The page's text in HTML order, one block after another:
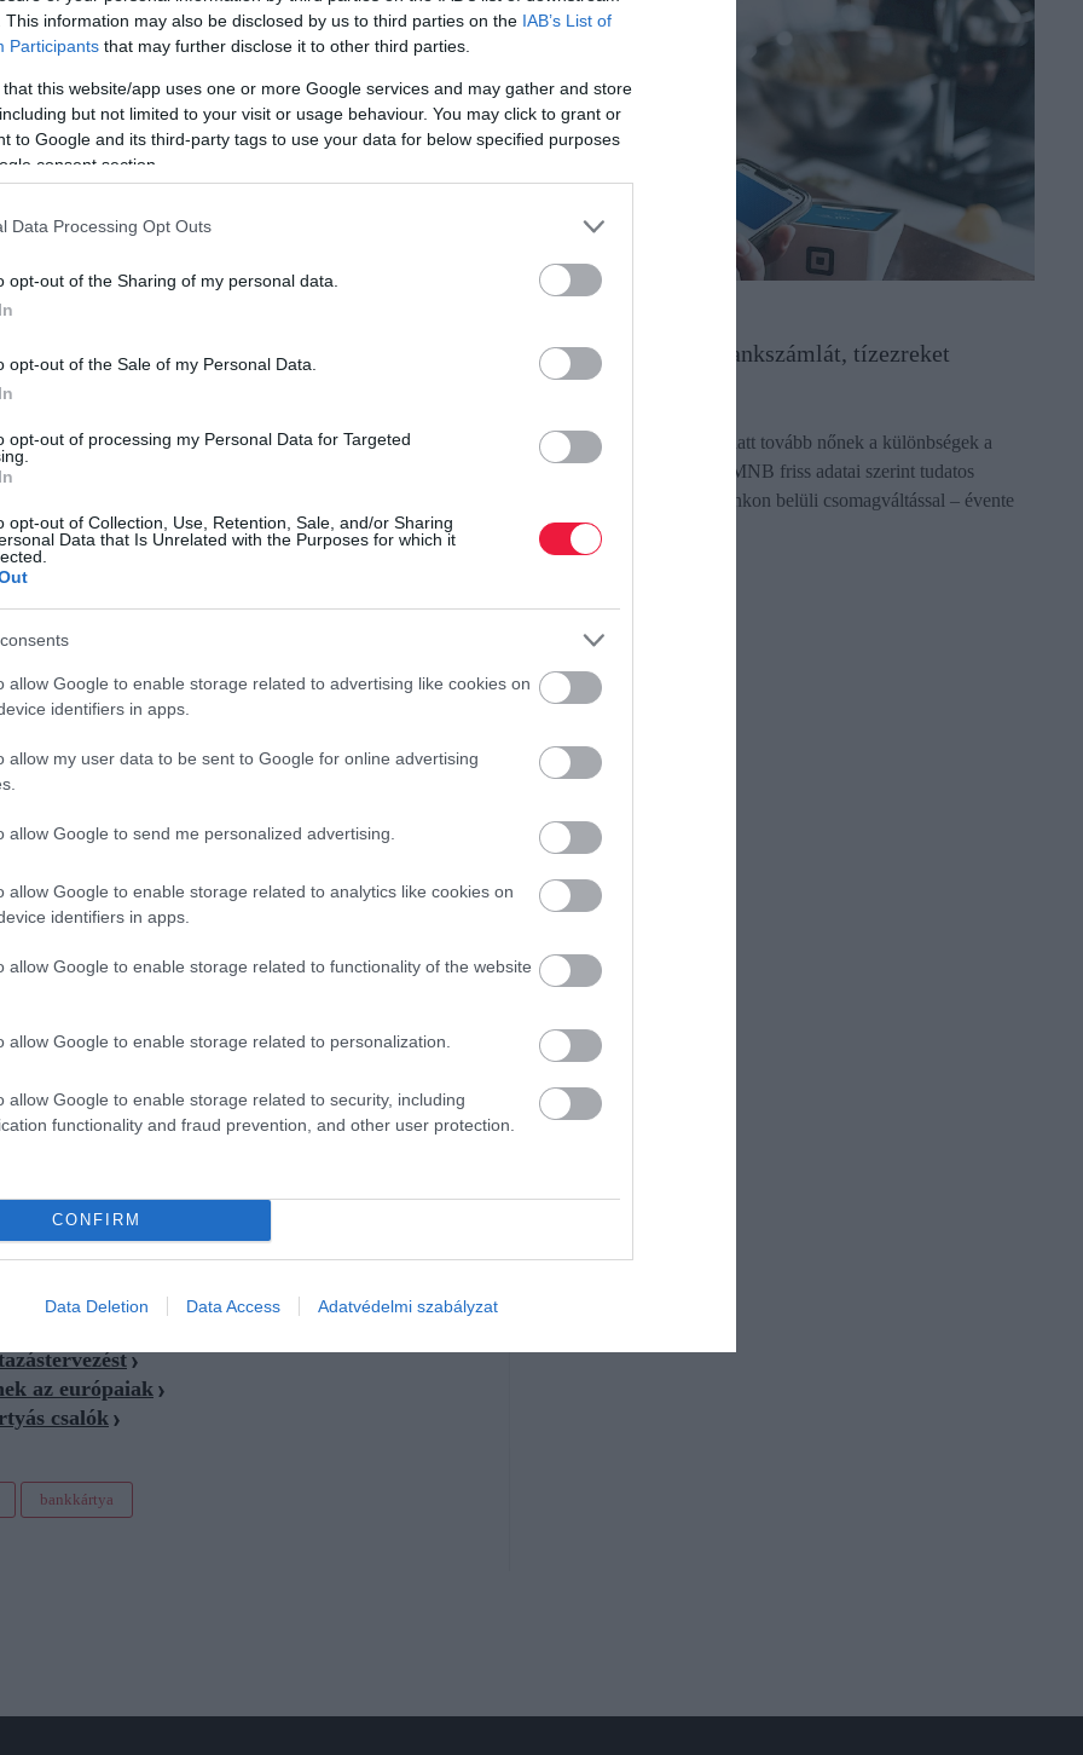
This information may also be disclosed by us to third parties on the IAB’s List of
Participants that may further disclose it to other third parties.
that this website/app uses one or more Google services and may gather and store
but not limited to your visit or usage behaviour. You may click to grant or
to Google and its third-party tags to use your data for below specified purposes
consent section.
Data Processing Opt Outs
opt-out of the Sharing of my personal data.
opt-out of the Sale of my Personal Data.
opt-out of processing my Personal Data for Targeted
opt-out of Collection, Use, Retention, Sale, and/or Sharing
Data that Is Unrelated with the Purposes for which it
allow Google to enable storage related to advertising like cookies on
identifiers in apps.
allow my user data to be sent to Google for online advertising
allow Google to send me personalized advertising.
allow Google to enable storage related to analytics like cookies on
identifiers in apps.
allow Google to enable storage related to functionality of the website
allow Google to enable storage related to personalization.
allow Google to enable storage related to security, including
functionality and fraud prevention, and other user protection.
CONFIRM
Data Deletion Data Access Adatvédelmi szabályzat
forrásként a Google Keresőben!
tervez nyaralást idén, és az utazók több mint fele
a magyarok maguk szervezik meg
utazók 54 százaléka elsősorban kártyával fizet, a 18 és
A budapestiek és a diplomások körében még
bankkártyát használ külföldön is.
a mesterséges intelligencia
negyedük csak a szükséges összeget helyezi el ezen a
állít be, hogy azonnal értesüljön minden terhelésről.
ATM-eket és bankkártya-terminálokat használjon,
is kockázatot vállalnak. A válaszadók 21 százaléka
során. Ez azt jelenti, hogy egy esetleges
észlelhetik időben a problémát.
meg. Ugyanakkor minden hetedik utazó egyáltalán nem
a lehetőséggel.
sem, hiszen néhány egyszerű lépés már jelentősen
a napi vásárlási és készpénzfelvételi limitek
az európaiak
csalók
bankkártya
Így válassz okosan bankszámlát, tízezreket
nyerhetsz
Bár a júliusi díjemelések miatt tovább nőnek a különbségek a
banki költségek között, az MNB friss adatai szerint tudatos
választással – vagy akár bankon belüli csomagváltással – évente
akár több…
rectangle